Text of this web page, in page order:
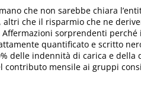
che non sarebbe chiara
altri che il risparmio che ne
Affermazioni sorprendenti
quantificato e scritto
delle indennità di carica e della
contributo mensile ai gruppi